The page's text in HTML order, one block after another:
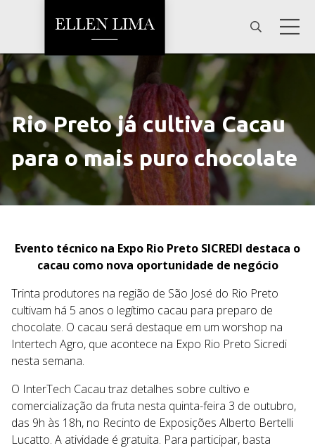
Rio Preto já cultiva Cacau
para o mais puro chocolate
Evento técnico na Expo Rio Preto SICREDI destaca o
cacau como nova oportunidade de negócio
Trinta produtores na região de São José do Rio Preto
cultivam há 5 anos o legítimo cacau para preparo de
chocolate. O cacau será destaque em um worshop na
Intertech Agro, que acontece na Expo Rio Preto Sicredi
nesta semana.
O InterTech Cacau traz detalhes sobre cultivo e
comercialização da fruta nesta quinta-feira 3 de outubro,
das 9h às 18h, no Recinto de Exposições Alberto Bertelli
Lucatto. A atividade é gratuita. Para participar, basta